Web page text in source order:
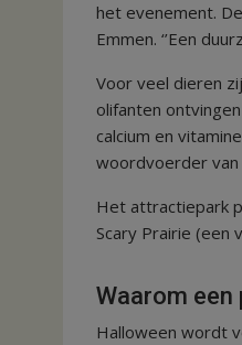
het evenement.
Emmen. ‘’Een
Voor veel dieren
olifanten
calcium en
woordvoerder van
Het attractiepark
Scary Prairie (een
Waarom
Halloween wordt